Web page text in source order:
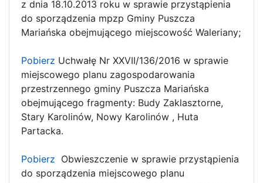
z dnia 18.10.2013 roku w sprawie przystąpienia
do sporządzenia mpzp Gminy Puszcza
Mariańska obejmującego miejscowość Waleriany;
Pobierz Uchwałę Nr XXVII/136/2016 w sprawie
miejscowego planu zagospodarowania
przestrzennego gminy Puszcza Mariańska
obejmującego fragmenty: Budy Zaklasztorne,
Stary Karolinów, Nowy Karolinów , Huta
Partacka.
Pobierz Obwieszczenie w sprawie przystąpienia
do sporządzenia miejscowego planu